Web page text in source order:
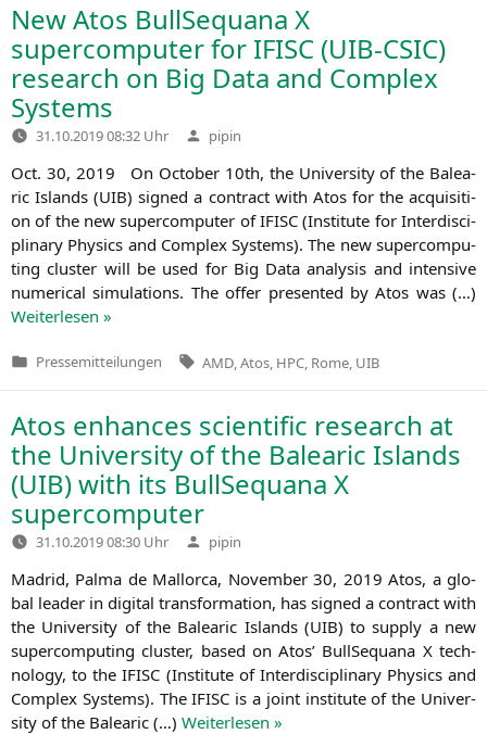
New Atos BullSequana X
supercomputer for IFISC (UIB-CSIC)
research on Big Data and Complex
Systems
31.10.2019 08:32 Uhr Verfasst
von
pipin
Oct. 30, 2019 On Octo­ber 10th, the Uni­ver­si­ty of the Balea­
ric Islands (UIB) signed a con­tract with Atos for the acqui­si­ti­
on of the new super­com­pu­ter ofIFISC (Insti­tu­te for Inter­di­sci­
pli­na­ry Phy­sics and Com­plex Sys­tems). The new super­com­pu­
ting clus­ter will be used for Big Data ana­ly­sis and inten­si­ve
nume­ri­cal simu­la­ti­ons. The offer pre­sen­ted by Atos was (…)
Wei­ter­le­sen »
Veröffentlicht
Pressemitteilungen Tags:
AMD Atos HPC Rome UIB
Atos enhances scientific research at
the University of the Balearic Islands
(UIB) with its BullSequana X
supercomputer
31.10.2019 08:30 Uhr Verfasst
von
pipin
Madrid, Pal­ma de Mal­lor­ca, Novem­ber 30, 2019 Atos, a glo­
bal lea­der in digi­tal trans­for­ma­ti­on, has signed a con­tract with
the Uni­ver­si­ty of the Balea­ric Islands (UIB) to sup­p­ly a new
super­com­pu­ting clus­ter, based on Atos’ Bull­Se­qua­na X tech­
no­lo­gy, to theIFISC (Insti­tu­te of Inter­di­sci­pli­na­ry Phy­sics and
Com­plex Sys­tems). TheIFISC is a joint insti­tu­te of the Uni­ver­
si­ty of the Balea­ric (…) Wei­ter­le­sen »